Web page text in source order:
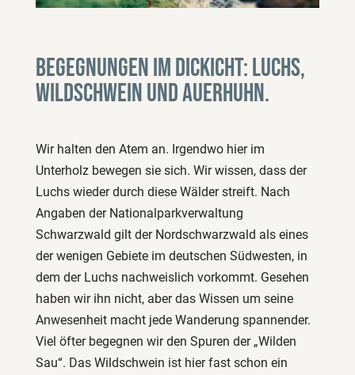
Begegnungen im Dickicht: Luchs,
Wildschwein und Auerhuhn.
Wir halten den Atem an. Irgendwo hier im
Unterholz bewegen sie sich. Wir wissen, dass der
Luchs wieder durch diese Wälder streift. Nach
Angaben der Nationalparkverwaltung
Schwarzwald gilt der Nordschwarzwald als eines
der wenigen Gebiete im deutschen Südwesten, in
dem der Luchs nachweislich vorkommt. Gesehen
haben wir ihn nicht, aber das Wissen um seine
Anwesenheit macht jede Wanderung spannender.
Viel öfter begegnen wir den Spuren der „Wilden
Sau“. Das Wildschwein ist hier fast schon ein